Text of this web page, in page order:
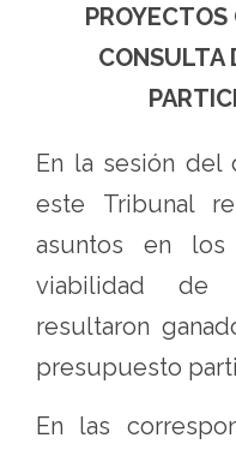
CONSULTA
En la sesión
este Tribunal
asuntos en
viabilidad de
resultaron
presupuesto
En las